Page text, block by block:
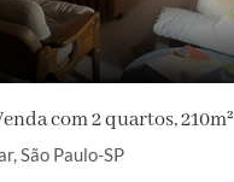
com 2 quartos, 210m²
São Paulo-SP